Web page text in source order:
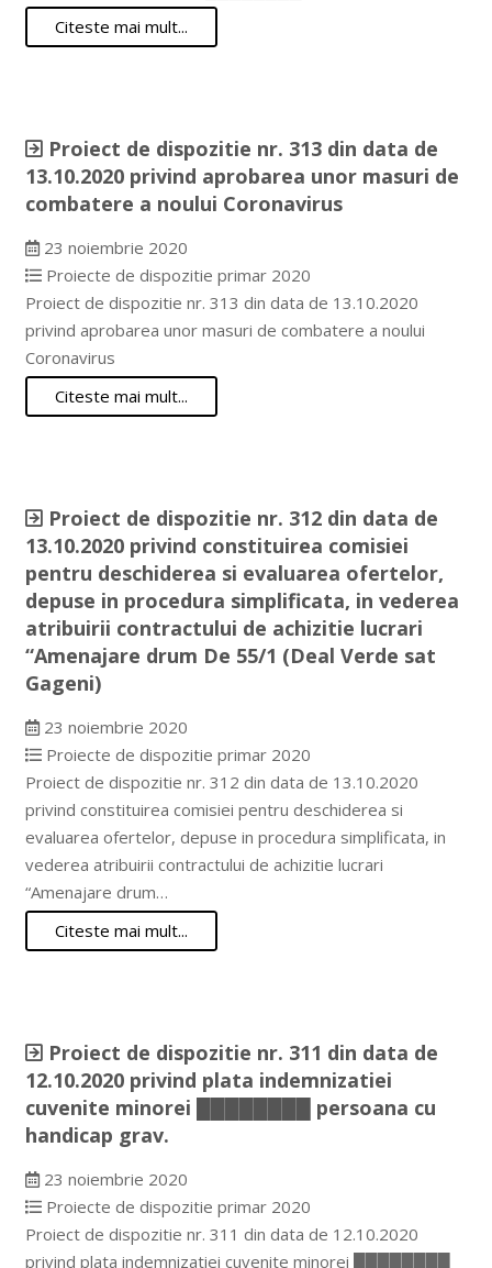
Citeste mai mult...
Proiect de dispozitie nr. 313 din data de
13.10.2020 privind aprobarea unor masuri de
combatere a noului Coronavirus
23 noiembrie 2020
Proiecte de dispozitie primar 2020
Proiect de dispozitie nr. 313 din data de 13.10.2020
privind aprobarea unor masuri de combatere a noului
Coronavirus
Citeste mai mult...
Proiect de dispozitie nr. 312 din data de
13.10.2020 privind constituirea comisiei
pentru deschiderea si evaluarea ofertelor,
depuse in procedura simplificata, in vederea
atribuirii contractului de achizitie lucrari
“Amenajare drum De 55/1 (Deal Verde sat
Gageni)
23 noiembrie 2020
Proiecte de dispozitie primar 2020
Proiect de dispozitie nr. 312 din data de 13.10.2020
privind constituirea comisiei pentru deschiderea si
evaluarea ofertelor, depuse in procedura simplificata, in
vederea atribuirii contractului de achizitie lucrari
“Amenajare drum…
Citeste mai mult...
Proiect de dispozitie nr. 311 din data de
12.10.2020 privind plata indemnizatiei
cuvenite minorei ████████ persoana cu
handicap grav.
23 noiembrie 2020
Proiecte de dispozitie primar 2020
Proiect de dispozitie nr. 311 din data de 12.10.2020
privind plata indemnizatiei cuvenite minorei ████████